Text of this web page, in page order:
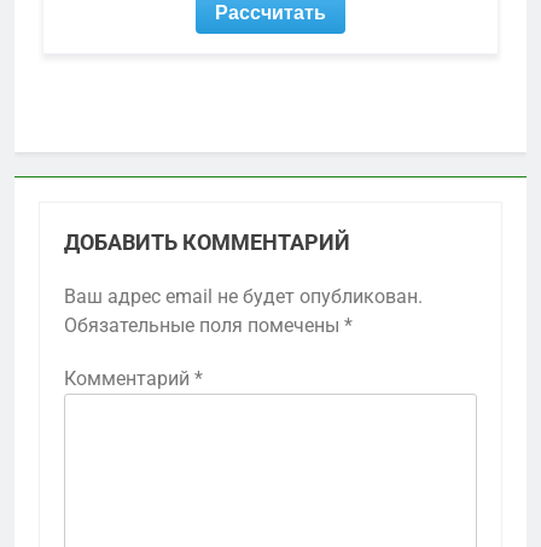
ДОБАВИТЬ КОММЕНТАРИЙ
Ваш адрес email не будет опубликован.
Обязательные поля помечены *
Комментарий *